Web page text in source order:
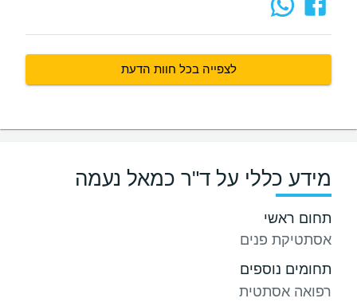
לצפייה בכל חוות הדעת
מידע כללי על ד"ר כמאל נעמה
תחום ראשי
אסתטיקת פנים
תחומים נוספים
רפואה אסתטית